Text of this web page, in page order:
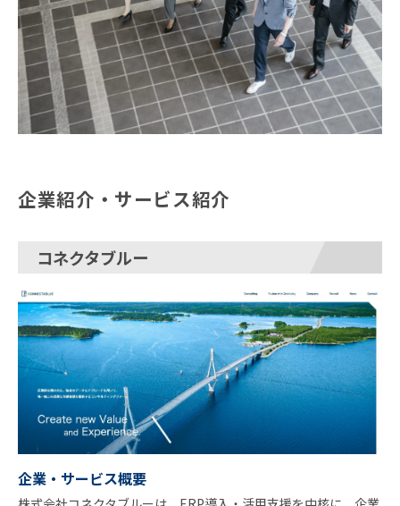
企業紹介・サービス紹介
コネクタブルー
企業・サービス概要